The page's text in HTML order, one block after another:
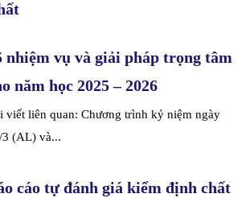
nhiệm vụ và giải pháp trọng tâm
năm học 2025 – 2026
viết liên quan: Chương trình kỷ niệm ngày
3 (AL) và...
cáo tự đánh giá kiểm định chất